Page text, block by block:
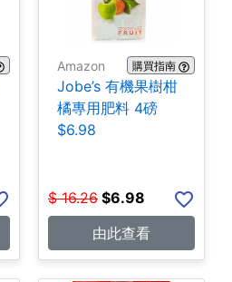
Amazon 購買指南
Jobe’s 有機果樹柑
橘專用肥料 4磅
$6.98
$ 16.26 $6.98
由此查看